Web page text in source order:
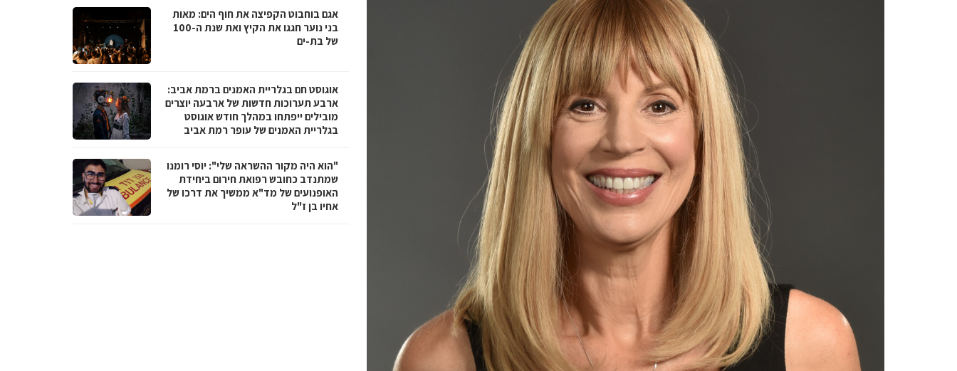
אגם בוחבוט הקפיצה את חוף הים: מאות
בני נוער חגגו את הקיץ ואת שנת ה-100
של בת-ים
אוגוסט חם בגלריית האמנים ברמת אביב:
ארבע תערוכות חדשות של ארבעה יוצרים
מובילים ייפתחו במהלך חודש אוגוסט
בגלריית האמנים של עופר רמת אביב
"הוא היה מקור ההשראה שלי": יוסי רומנו
שמתנדב כחובש רפואת חירום ביחידת
האופנועים של מד"א ממשיך את דרכו של
אחיו בן ז"ל